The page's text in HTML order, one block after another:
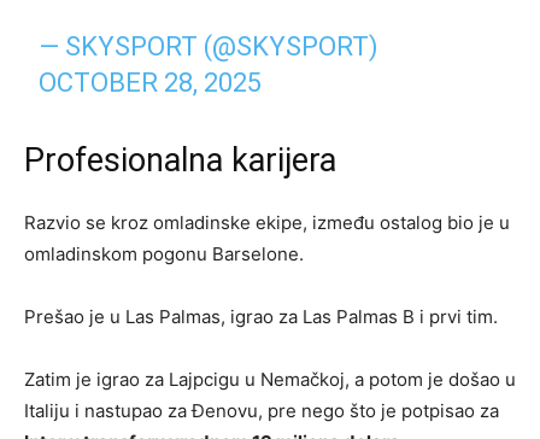
— SKYSPORT (@SKYSPORT)
OCTOBER 28, 2025
Profesionalna karijera
Razvio se kroz omladinske ekipe, između ostalog bio je u
omladinskom pogonu Barselone.
Prešao je u Las Palmas, igrao za Las Palmas B i prvi tim.
Zatim je igrao za Lajpcigu u Nemačkoj, a potom je došao u
Italiju i nastupao za Đenovu, pre nego što je potpisao za